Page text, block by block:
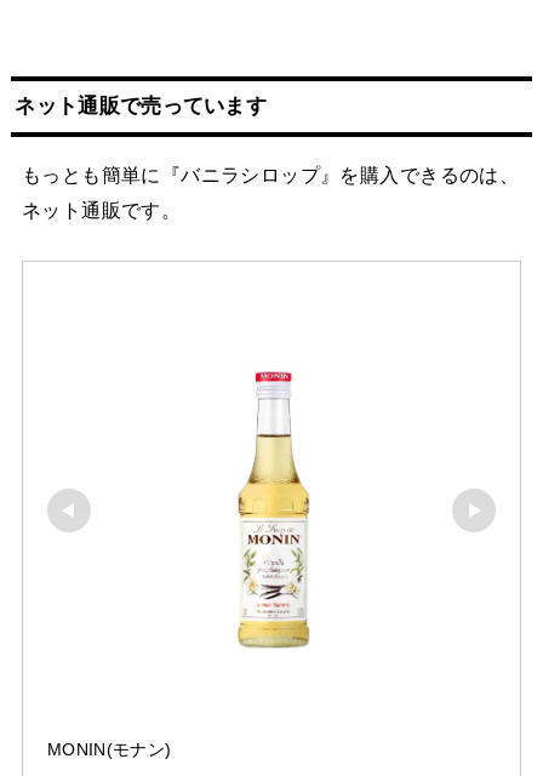
ネット通販で売っています
もっとも簡単に『バニラシロップ』を購入できるのは、
ネット通販です。
MONIN(モナン)